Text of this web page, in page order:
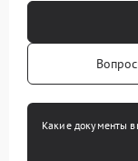
Какие документы